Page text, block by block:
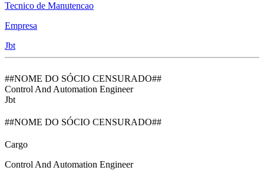
Tecnico de Manutencao
Empresa
Jbt
##NOME DO SÓCIO CENSURADO##
Control And Automation Engineer
Jbt
##NOME DO SÓCIO CENSURADO##
Cargo
Control And Automation Engineer